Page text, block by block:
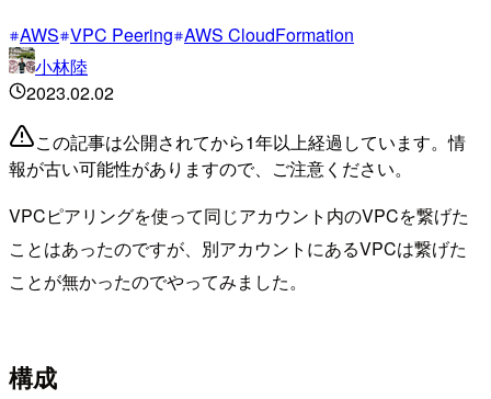
AWS VPC Peering AWS CloudFormation
小林陸
2023.02.02
この記事は公開されてから1年以上経過しています。情
報が古い可能性がありますので、ご注意ください。
VPCピアリングを使って同じアカウント内のVPCを繋げた
ことはあったのですが、別アカウントにあるVPCは繋げた
ことが無かったのでやってみました。
構成